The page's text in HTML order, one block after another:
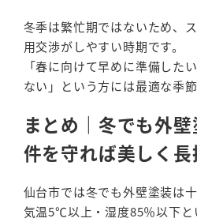
冬季は繁忙期ではないため、
用交渉がしやすい時期です。
「春に向けて早めに準備した
ない」という方には最適な季節
まとめ｜冬でも外
件を守れば美しく長
仙台市では冬でも外壁塗装は十
気温5℃以上・湿度85％以下と